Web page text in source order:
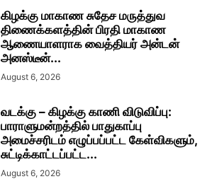
கிழக்கு மாகாண சுதேச மருத்துவ
திணைக்களத்தின் பிரதி மாகாண
ஆணையாளராக வைத்தியர் அன்டன்
அனஸ்டீன்...
August 6, 2026
வடக்கு – கிழக்கு காணி விடுவிப்பு:
பாராளுமன்றத்தில் பாதுகாப்பு
அமைச்சரிடம் எழுப்பப்பட்ட கேள்விகளும்,
சுட்டிக்காட்டப்பட்ட...
August 6, 2026